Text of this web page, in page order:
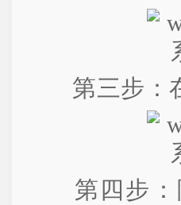
第三步：在
第四步：隐